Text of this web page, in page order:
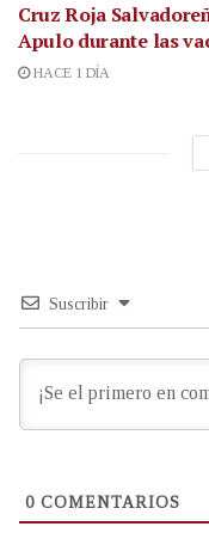
Cruz Roja
Apulo durante las
HACE 1 DÍA
Suscribir
0 COMENTARIOS